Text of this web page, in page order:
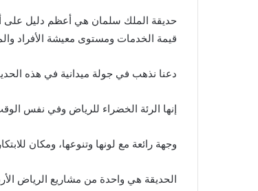
حديقة الملك سلمان هي أعظم دليل على
قيمة الخدمات ومستوى معيشة الأفراد
دعنا نذهب في جولة ميدانية في هذه
إنها الرئة الخضراء للرياض وفي نفس
وجهة رائعة مع لونها وتنوعها، ومكان
الحديقة هي واحدة من مشاريع الرياض